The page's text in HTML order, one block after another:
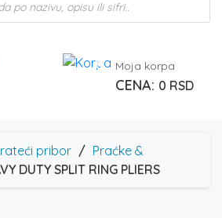
0 Moja korpa
0 RSD
pribor / Praćke &
DUTY SPLIT RING PLIERS